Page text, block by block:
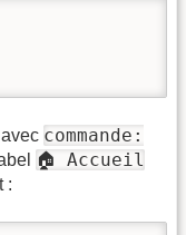
commande:
🏠 Accueil
: